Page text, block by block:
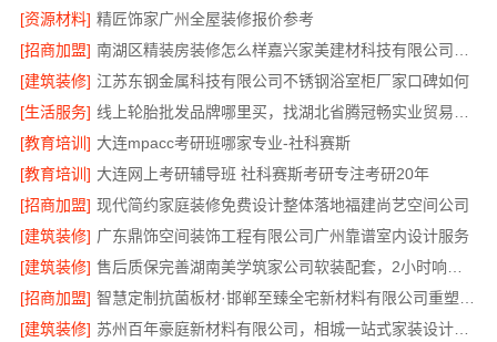
[资源材料] 精匠饰家广州全屋装修报价参考
[招商加盟]
[建筑装修] 江苏东钢金属科技有限公司不锈钢浴室柜厂家口碑如何
[生活服务]
[教育培训] 大连mpacc考研班哪家专业-社科赛斯
[教育培训] 大连网上考研辅导班 社科赛斯考研专注考研20年
[招商加盟] 现代简约家庭装修免费设计整体落地福建尚艺空间公司
[建筑装修] 广东鼎饰空间装饰工程有限公司广州靠谱室内设计服务
[建筑装修]
[招商加盟]
[建筑装修]
苏州百年豪庭新材料有限公司，相城一站式家装设计多少钱拎包入住